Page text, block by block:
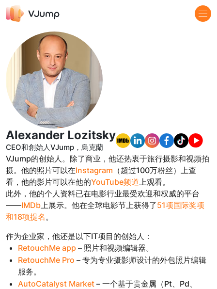
Alexander Lozitsky
CEO和創始人VJump，烏克蘭
VJump的创始人。除了商业，他还热衷于旅行摄影和视频拍
摄。他的照片可以在Instagram （超过100万粉丝）上查
看，他的影片可以在他的YouTube频道上观看。
此外，他的个人资料已在电影行业最受欢迎和权威的平台
——IMDb上展示。他在全球电影节上获得了51项国际奖项
和18项提名。
作为企业家，他还是以下IT项目的创始人：
RetouchMe app – 照片和视频编辑器。
RetouchMe Pro – 专为专业摄影师设计的外包照片编辑
服务。
AutoCatalyst Market – 一个基于贵金属（Pt、Pd、